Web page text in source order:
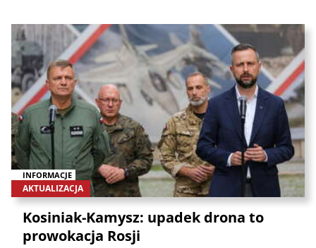
INFORMACJE
AKTUALIZACJA
Kosiniak-Kamysz: upadek drona to
prowokacja Rosji